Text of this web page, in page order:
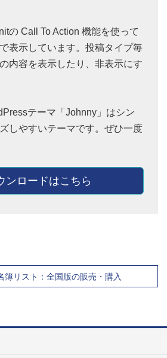
の Call To Action 機能を使って
表示しています。投稿タイプ毎
内容を表示したり、非表示にす
テーマ「Johnny」はシン
しやすいテーマです。ぜひ一度
ンロードはこちら
簿リスト：全国版の販売・購入